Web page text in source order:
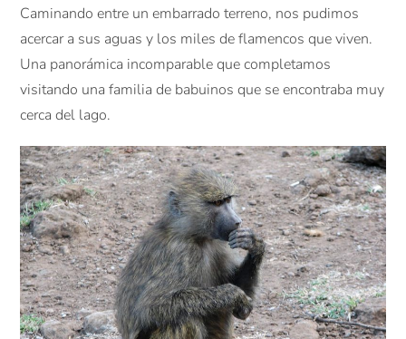
Caminando entre un embarrado terreno, nos pudimos
acercar a sus aguas y los miles de flamencos que viven.
Una panorámica incomparable que completamos
visitando una familia de babuinos que se encontraba muy
cerca del lago.